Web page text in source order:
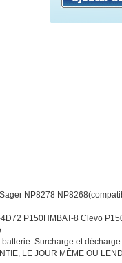
NP8278
P150HMBAT-8 Clevo
Surcharge et
LE JOUR MÊME OU